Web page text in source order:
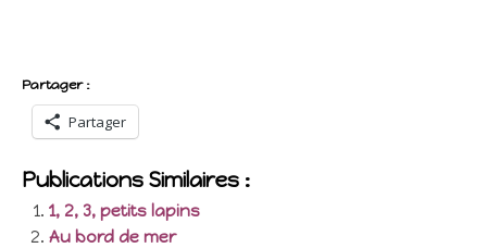
Partager :
Partager
Publications Similaires :
1, 2, 3, petits lapins
Au bord de mer